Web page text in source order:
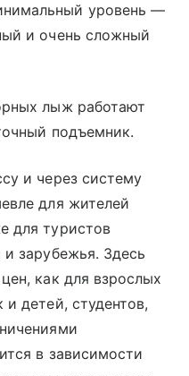
уровень —
и очень сложный
лыж работают
подъемник.
и через систему
для жителей
для туристов
зарубежья. Здесь
как для взрослых
детей, студентов,
в зависимости